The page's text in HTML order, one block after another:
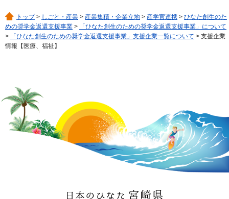
トップ> しごと・産業 > 産業集積・企業立地 > 産学官連携 > ひなた創生のた
めの奨学金返還支援事業 >
「ひなた創生のための奨学金返還支援事業」について
>
「ひなた創生のための奨学金返還支援事業」支援企業一覧について > 支援企業
情報【医療、福祉】
日本のひなた 宮崎県